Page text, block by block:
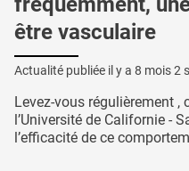
être vasculaire
Actualité publiée il y a 8 mois 2
Levez-vous régulièrement ,
l’Université de Californie -
l’efficacité de ce